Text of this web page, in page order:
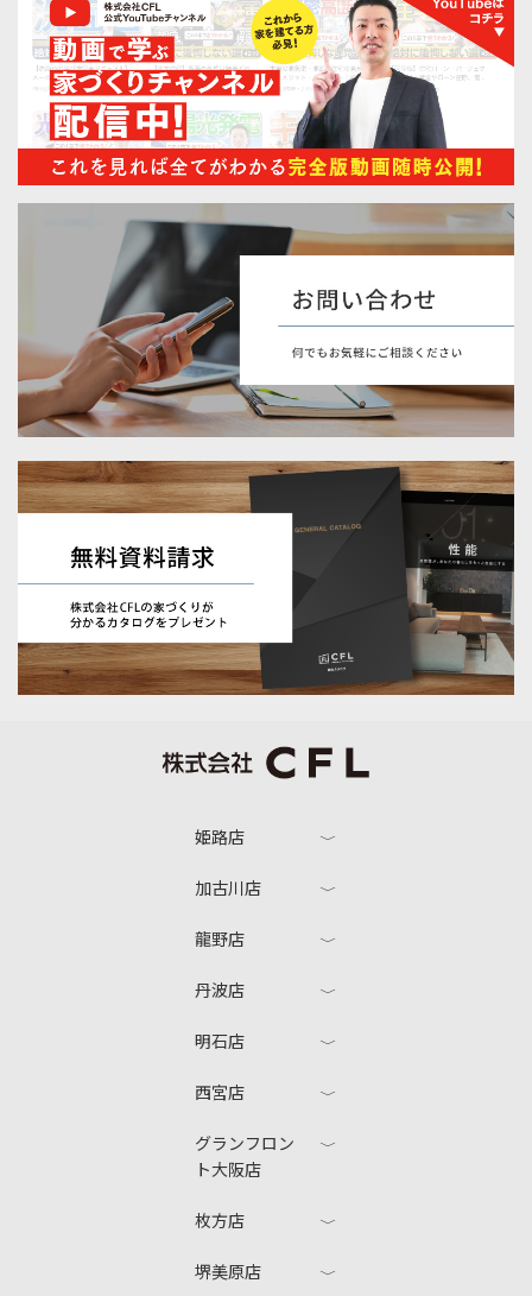
姫路店
加古川店
龍野店
丹波店
明石店
西宮店
グランフロン
ト大阪店
枚方店
堺美原店